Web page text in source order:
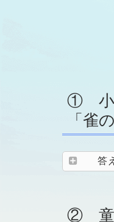
① 小
「雀
答え
② 童